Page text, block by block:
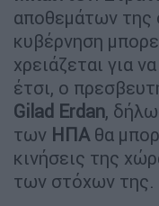
αποθεμάτων της
κυβέρνηση
χρειάζεται για
έτσι, ο
Gilad Erdan,
των ΗΠΑ θα
κινήσεις της
των στόχων της.